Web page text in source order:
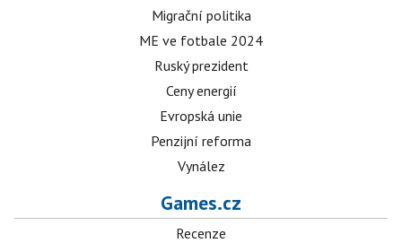
Migrační politika
ME ve fotbale 2024
Ruský prezident
Ceny energií
Evropská unie
Penzijní reforma
Vynález
Games.cz
Recenze